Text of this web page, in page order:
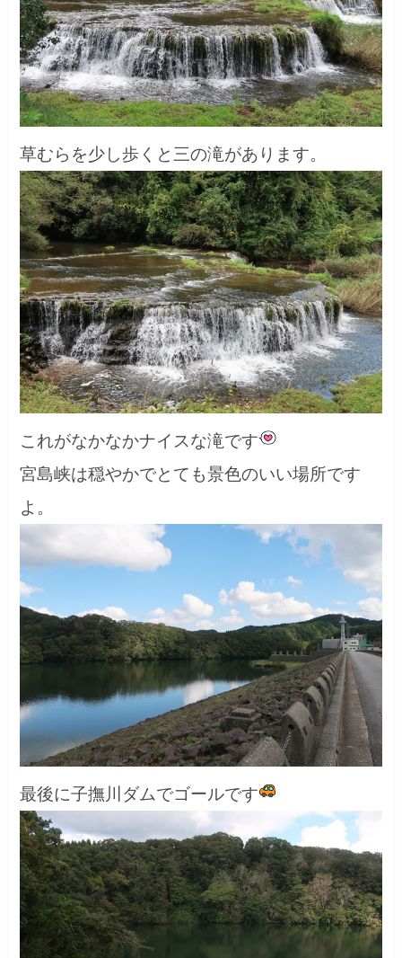
草むらを少し歩くと三の滝があります。
これがなかなかナイスな滝です
宮島峡は穏やかでとても景色のいい場所です
よ。
最後に子撫川ダムでゴールです